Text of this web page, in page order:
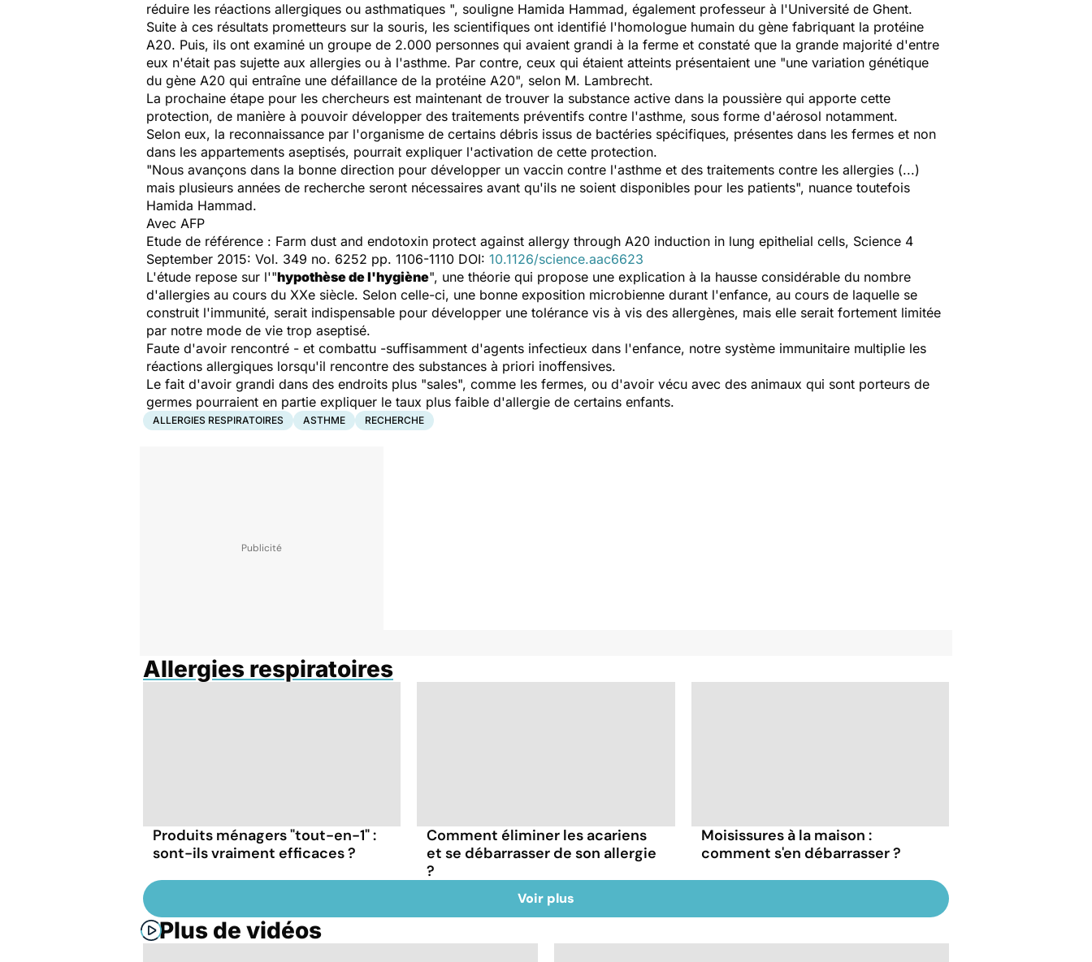
réduire les réactions allergiques ou asthmatiques ", souligne Hamida Hammad, également professeur à l'Université de Ghent.
Suite à ces résultats prometteurs sur la souris, les scientifiques ont identifié l'homologue humain du gène fabriquant la protéine
A20. Puis, ils ont examiné un groupe de 2.000 personnes qui avaient grandi à la ferme et constaté que la grande majorité d'entre
eux n'était pas sujette aux allergies ou à l'asthme. Par contre, ceux qui étaient atteints présentaient une "une variation génétique
du gène A20 qui entraîne une défaillance de la protéine A20", selon M. Lambrecht.
La prochaine étape pour les chercheurs est maintenant de trouver la substance active dans la poussière qui apporte cette
protection, de manière à pouvoir développer des traitements préventifs contre l'asthme, sous forme d'aérosol notamment.
Selon eux, la reconnaissance par l'organisme de certains débris issus de bactéries spécifiques, présentes dans les fermes et non
dans les appartements aseptisés, pourrait expliquer l'activation de cette protection.
"Nous avançons dans la bonne direction pour développer un vaccin contre l'asthme et des traitements contre les allergies (...)
mais plusieurs années de recherche seront nécessaires avant qu'ils ne soient disponibles pour les patients", nuance toutefois
Hamida Hammad.
Avec AFP
Etude de référence : Farm dust and endotoxin protect against allergy through A20 induction in lung epithelial cells, Science 4
September 2015: Vol. 349 no. 6252 pp. 1106-1110 DOI: 10.1126/science.aac6623
L'étude repose sur l'"hypothèse de l'hygiène", une théorie qui propose une explication à la hausse considérable du nombre
d'allergies au cours du XXe siècle. Selon celle-ci, une bonne exposition microbienne durant l'enfance, au cours de laquelle se
construit l'immunité, serait indispensable pour développer une tolérance vis à vis des allergènes, mais elle serait fortement limitée
par notre mode de vie trop aseptisé.
Faute d'avoir rencontré - et combattu -suffisamment d'agents infectieux dans l'enfance, notre système immunitaire multiplie les
réactions allergiques lorsqu'il rencontre des substances à priori inoffensives.
Le fait d'avoir grandi dans des endroits plus "sales", comme les fermes, ou d'avoir vécu avec des animaux qui sont porteurs de
germes pourraient en partie expliquer le taux plus faible d'allergie de certains enfants.
ALLERGIES RESPIRATOIRES ASTHME RECHERCHE
Allergies respiratoires
Produits ménagers "tout-en-1" :
sont-ils vraiment efficaces ?
Comment éliminer les acariens
et se débarrasser de son allergie
?
Moisissures à la maison :
comment s'en débarrasser ?
Voir plus
Plus de vidéos